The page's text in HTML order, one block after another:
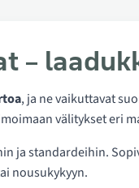
–
, ja ne vaikuttavat
välitykset eri
ja standardeihin.
nousukykyyn.